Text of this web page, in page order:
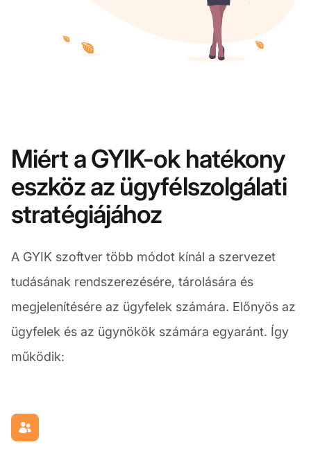
Miért a GYIK-ok hatékony
eszköz az ügyfélszolgálati
stratégiájához
A GYIK szoftver több módot kínál a szervezet
tudásának rendszerezésére, tárolására és
megjelenítésére az ügyfelek számára. Előnyös az
ügyfelek és az ügynökök számára egyaránt. Így
működik: